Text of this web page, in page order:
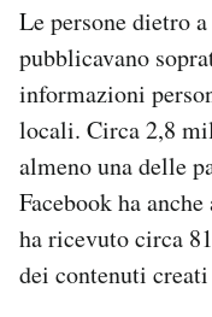
Le persone dietro
pubblicavano
informazioni
locali. Circa 2,8
almeno una delle
Facebook ha
ha ricevuto circa
dei contenuti